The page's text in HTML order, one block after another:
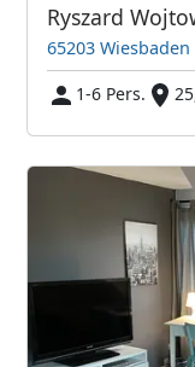
Ryszard
65203 Wiesbaden
1-6 Pers.